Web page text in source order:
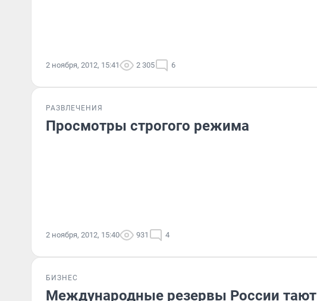
2 ноября, 2012, 15:41 2 305 6
РАЗВЛЕЧЕНИЯ
Просмотры строгого режима
2 ноября, 2012, 15:40 931 4
БИЗНЕС
Международные резервы России тают